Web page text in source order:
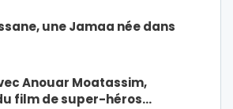
une Jamaa née dans
Anouar Moatassim,
film de super-héros…